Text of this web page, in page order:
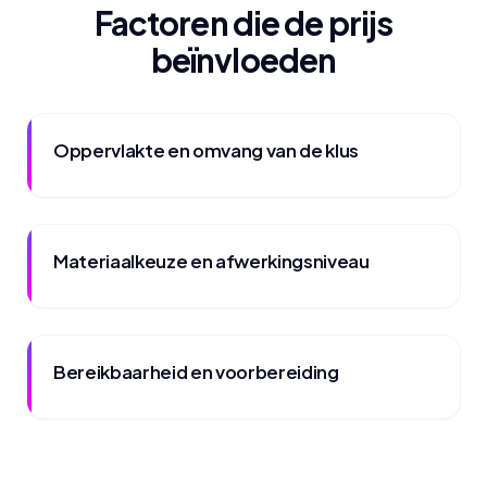
Factoren die de prijs
beïnvloeden
Oppervlakte en omvang van de klus
Materiaalkeuze en afwerkingsniveau
Bereikbaarheid en voorbereiding